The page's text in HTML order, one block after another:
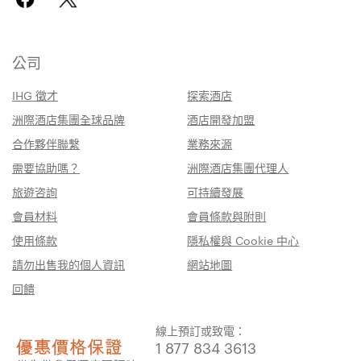
公司
IHG 徵才
探索酒店
洲際酒店集團全球品牌
酒店開發加盟
合作夥伴聯繫
業務來源
需要協助嗎？
洲際酒店集團代理人
旅遊咨詢
可持續發展
會員材料
會員條款與附則
使用條款
隱私權與 Cookie 中心
請勿出售我的個人資訊
網站地圖
回饋
線上預訂或致電：
1 877 834 3613